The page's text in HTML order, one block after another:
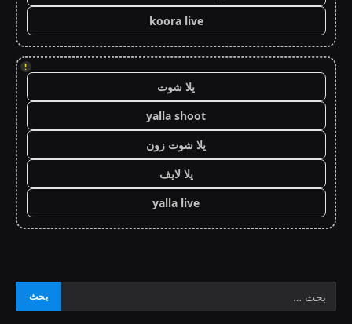
koora live
!
يلا شوت
yalla shoot
يلا شوت زون
يلا لايف
yalla live